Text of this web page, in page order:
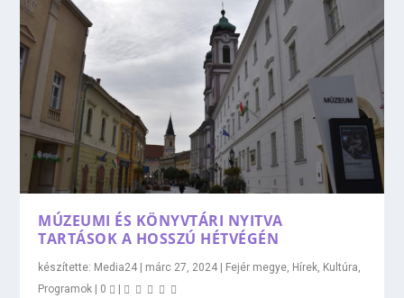
MÚZEUMI ÉS KÖNYVTÁRI NYITVA
TARTÁSOK A HOSSZÚ HÉTVÉGÉN
készítette: Media24 márc 27, 2024 Fejér megye, Hírek, Kultúra,
Programok
0